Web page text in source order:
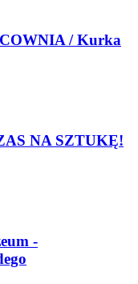
/ Kurka
NA SZTUKĘ!
-